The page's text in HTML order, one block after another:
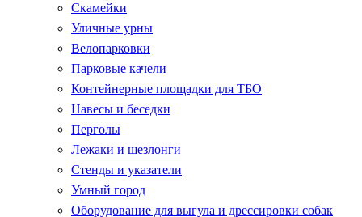
Скамейки
Уличные урны
Велопарковки
Парковые качели
Контейнерные площадки для ТБО
Навесы и беседки
Перголы
Лежаки и шезлонги
Стенды и указатели
Умный город
Оборудование для выгула и дрессировки собак